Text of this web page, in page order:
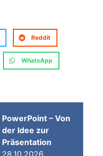
Reddit
WhatsApp
PowerPoint – Von
der Idee zur
Präsentation
28.10.2026